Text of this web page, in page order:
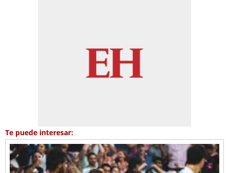
Te puede interesar: